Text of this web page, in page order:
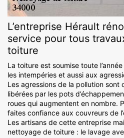
L’entreprise Hérault
service pour tous
toiture
La toiture est soumise toute
les intempéries et aussi aux
Les agressions de la pollution sont
libérées par les pots
roues qui augmentent en nombre.
faites confiance aux couvreurs de
Les artisans de cette entreprise
nettoyage de toiture : le lavage